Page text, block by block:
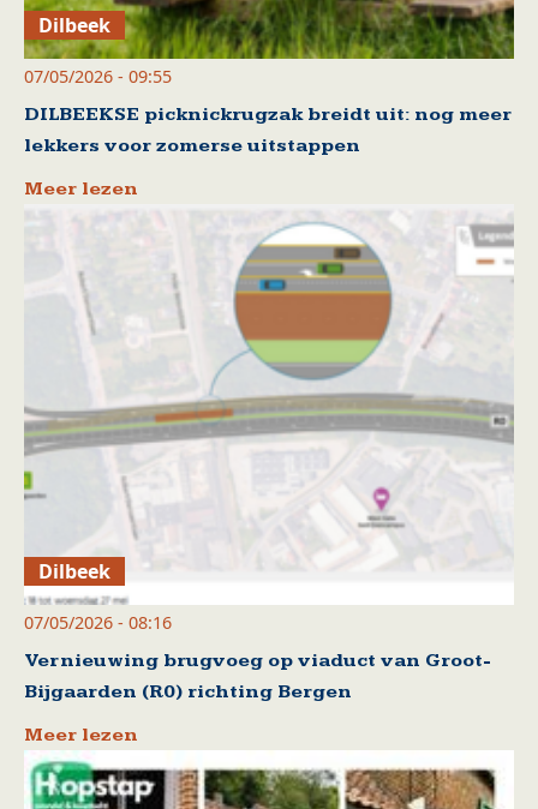
Dilbeek
07/05/2026 - 09:55
DILBEEKSE picknickrugzak breidt uit: nog meer
lekkers voor zomerse uitstappen
Meer lezen
Dilbeek
07/05/2026 - 08:16
Vernieuwing brugvoeg op viaduct van Groot-
Bijgaarden (R0) richting Bergen
Meer lezen